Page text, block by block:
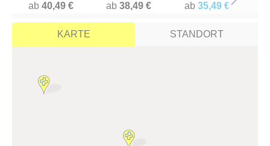
ab40,49 € ab38,49 € ab 35,49 €Next
KARTE STANDORT